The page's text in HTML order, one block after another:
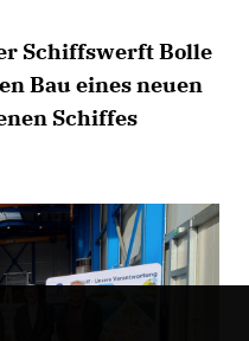
Schiffswerft Bolle
Bau eines neuen
Schiffes